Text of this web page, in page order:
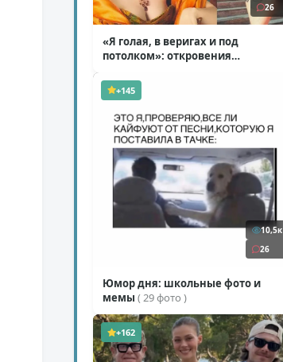
26
«Я голая, в веригах и под
потолком»: откровения
( 11 фото )
+145
10,5к
26
Юмор дня: школьные фото и
мемы ( 29 фото )
+162